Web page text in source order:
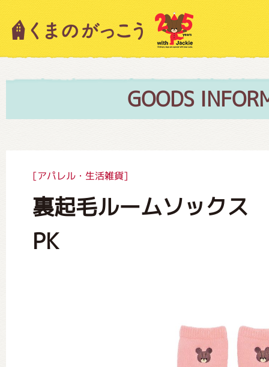
GOODS
[アパレル・生活雑貨]
裏起毛ルームソックス
PK
キャラクター紹介
絵本・作家紹介